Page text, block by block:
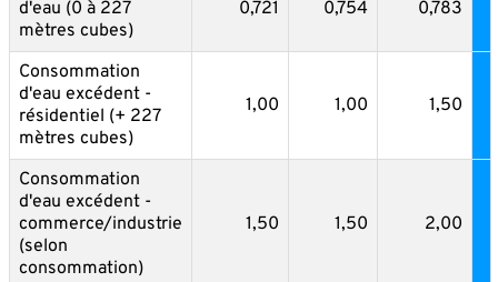
d'eau (0 à 227
mètres cubes)
0,721 0,754 0,783
Consommation
d'eau excédent -
résidentiel (+ 227
mètres cubes)
1,00 1,00 1,50
Consommation
d'eau excédent -
commerce/industrie
(selon
consommation)
1,50 1,50 2,00